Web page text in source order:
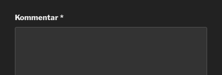
Kommentar*